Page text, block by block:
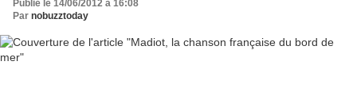
Publié le 14/06/2012 à 16:08
Par nobuzztoday